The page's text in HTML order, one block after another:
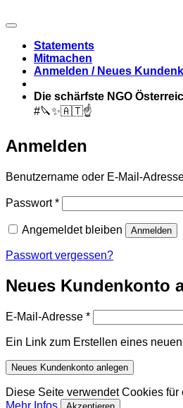
Statements
Mitmachen
Anmelden / Neues
Die schärfste NGO
#🔪✨🇦🇹☝️
Anmelden
Benutzername oder E-Mail-
Passwort*Erforderlich
Angemeldet bleiben Anmelden
Passwort vergessen?
Neues Kundenkonto
E-Mail-Adresse *Erforderlich
Ein Link zum Erstellen eines
Neues Kundenkonto anlegen
Diese Seite verwendet Cookies
Mehr Infos